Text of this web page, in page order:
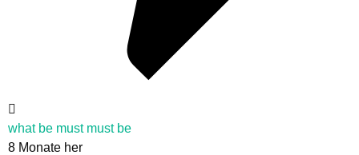
what be must must be
8 Monate her